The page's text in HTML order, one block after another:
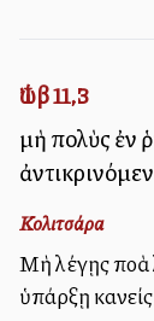
Ἰώβ 11,3
μὴ πολὺς ἐν
Κολιτσάρα
Μὴ λέγῃς
ὑπάρξῃ